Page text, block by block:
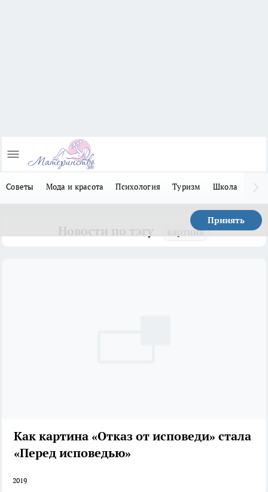
Советы Мода и красота Психология Туризм Школа
Принять
картина
Как картина «Отказ от исповеди» стала
«Перед исповедью»
2019